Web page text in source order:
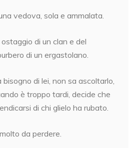
vedova, sola e ammalata.
di un clan e del
di un ergastolano.
di lei, non sa ascoltarlo,
è troppo tardi, decide che
di chi glielo ha rubato.
da perdere.